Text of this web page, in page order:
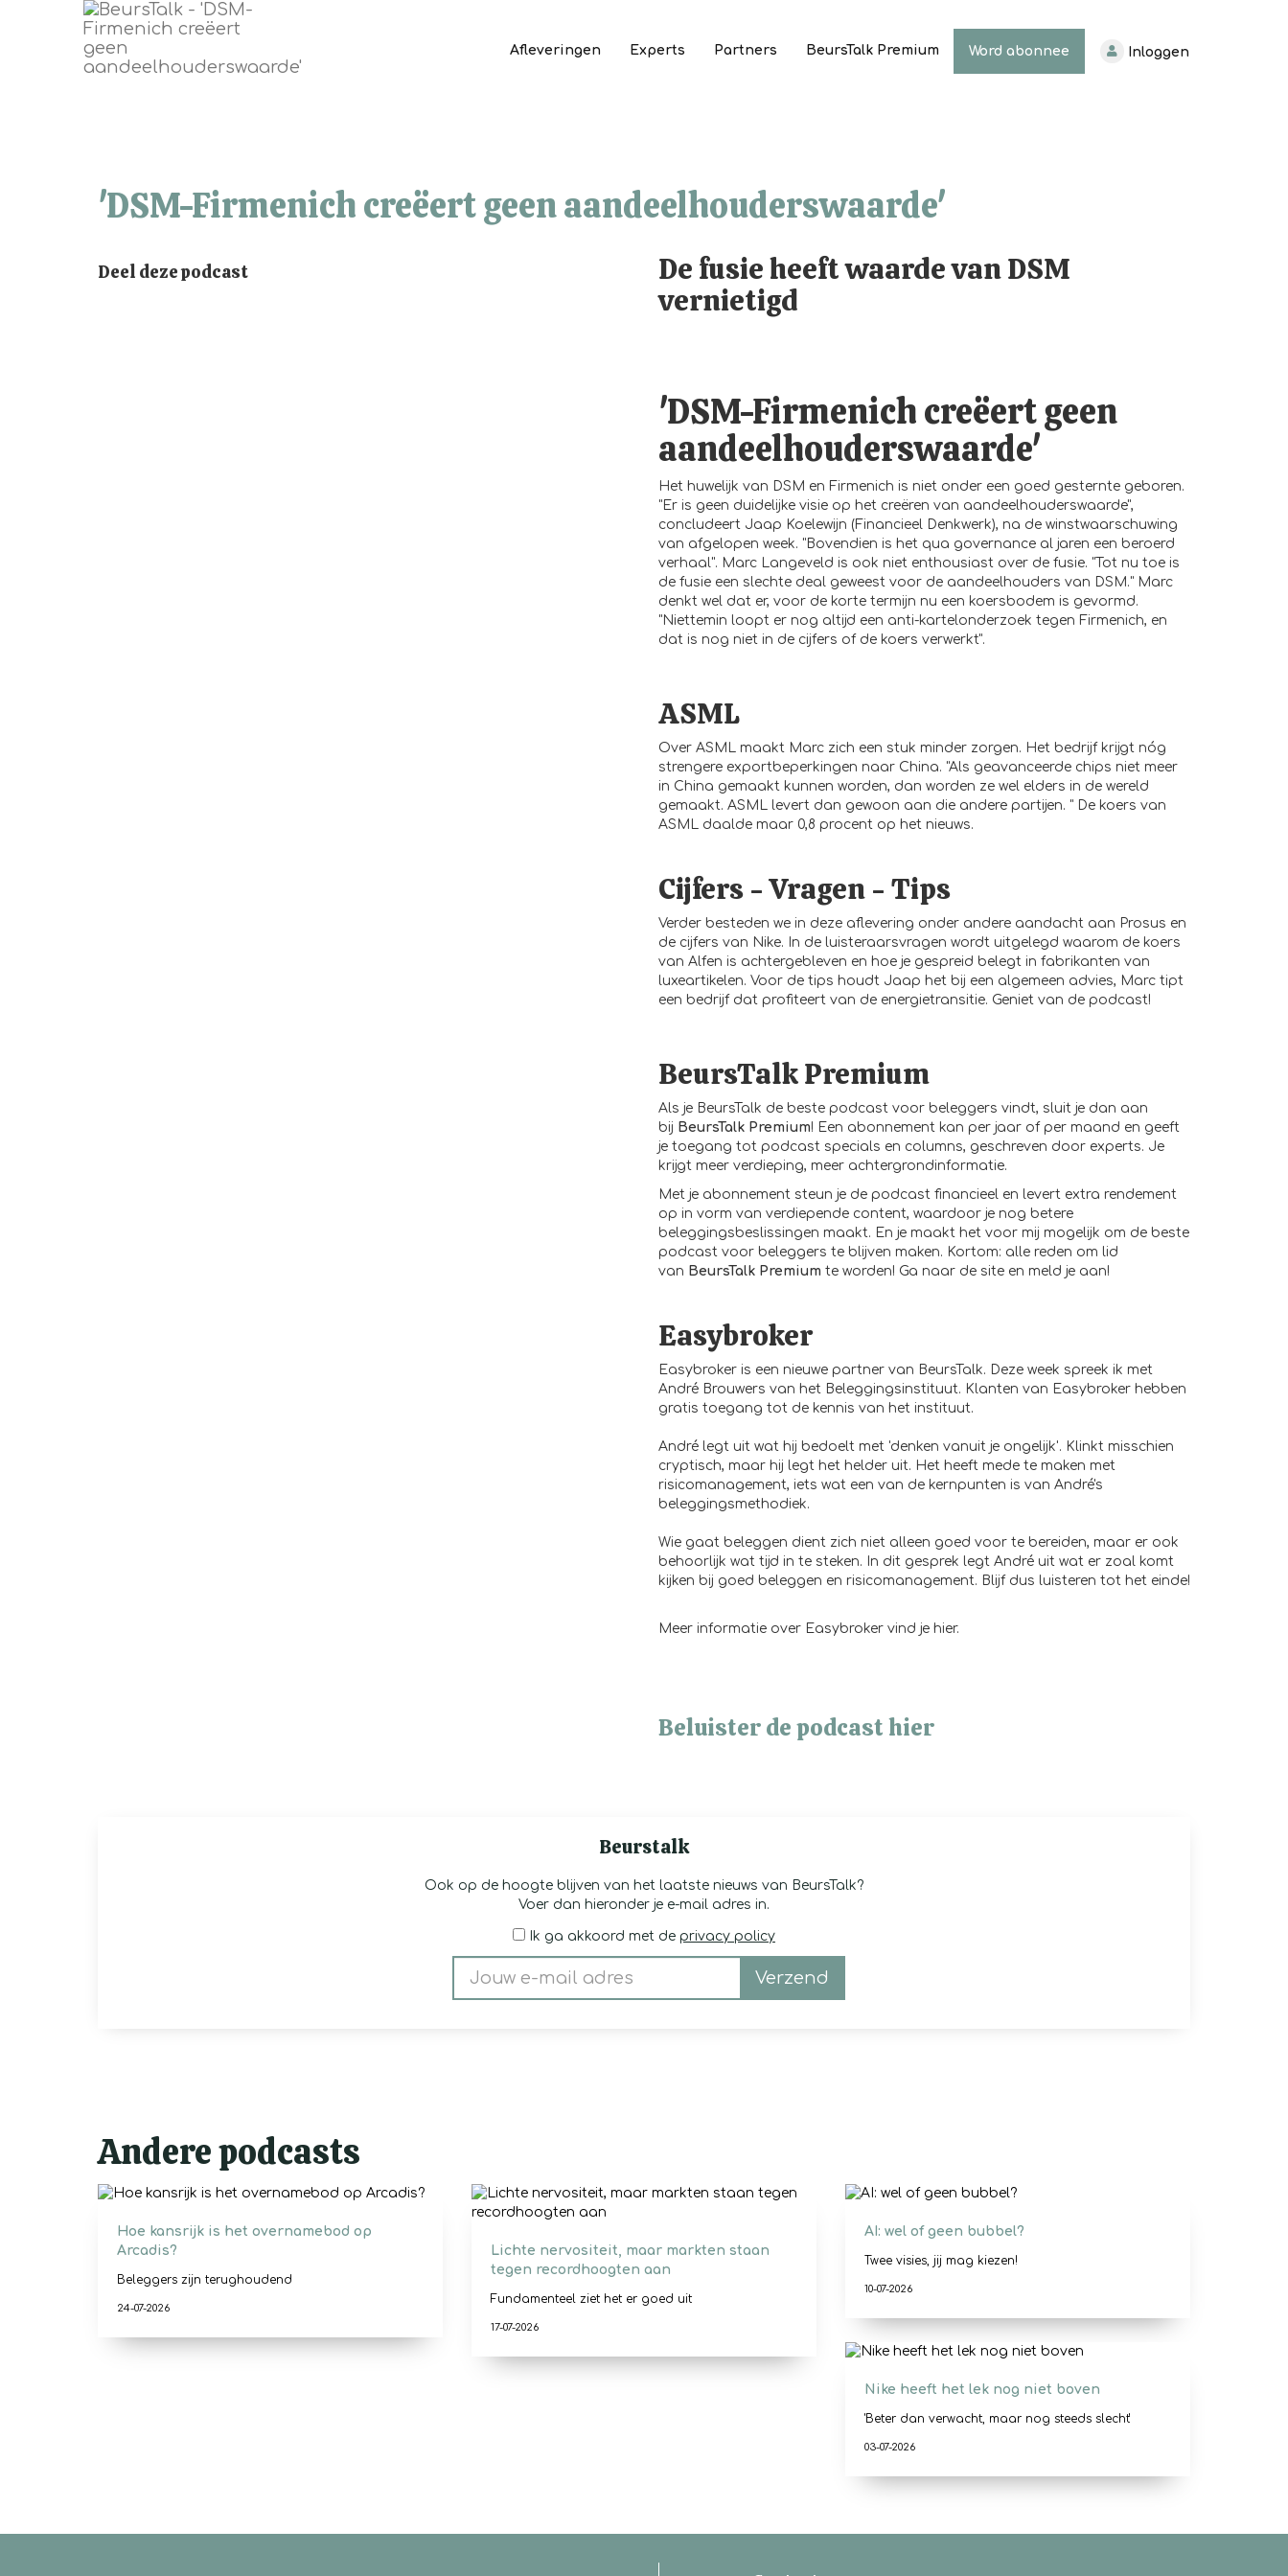
Afleveringen Experts Partners BeursTalk Premium Word abonnee Inloggen
'DSM-Firmenich creëert geen aandeelhouderswaarde'
Deel deze podcast
De fusie heeft waarde van DSM
vernietigd
'DSM-Firmenich creëert geen
aandeelhouderswaarde'
Het huwelijk van DSM en Firmenich is niet onder een goed gesternte geboren.
"Er is geen duidelijke visie op het creëren van aandeelhouderswaarde",
concludeert Jaap Koelewijn (Financieel Denkwerk), na de winstwaarschuwing
van afgelopen week. "Bovendien is het qua governance al jaren een beroerd
verhaal". Marc Langeveld is ook niet enthousiast over de fusie. "Tot nu toe is
de fusie een slechte deal geweest voor de aandeelhouders van DSM." Marc
denkt wel dat er, voor de korte termijn nu een koersbodem is gevormd.
"Niettemin loopt er nog altijd een anti-kartelonderzoek tegen Firmenich, en
dat is nog niet in de cijfers of de koers verwerkt".
ASML
Over ASML maakt Marc zich een stuk minder zorgen. Het bedrijf krijgt nóg
strengere exportbeperkingen naar China. "Als geavanceerde chips niet meer
in China gemaakt kunnen worden, dan worden ze wel elders in de wereld
gemaakt. ASML levert dan gewoon aan die andere partijen. " De koers van
ASML daalde maar 0,8 procent op het nieuws.
Cijfers - Vragen - Tips
Verder besteden we in deze aflevering onder andere aandacht aan Prosus en
de cijfers van Nike. In de luisteraarsvragen wordt uitgelegd waarom de koers
van Alfen is achtergebleven en hoe je gespreid belegt in fabrikanten van
luxeartikelen. Voor de tips houdt Jaap het bij een algemeen advies, Marc tipt
een bedrijf dat profiteert van de energietransitie. Geniet van de podcast!
BeursTalk Premium
Als je BeursTalk de beste podcast voor beleggers vindt, sluit je dan aan
bij BeursTalk Premium! Een abonnement kan per jaar of per maand en geeft
je toegang tot podcast specials en columns, geschreven door experts. Je
krijgt meer verdieping, meer achtergrondinformatie.
Met je abonnement steun je de podcast financieel en levert extra rendement
op in vorm van verdiepende content, waardoor je nog betere
beleggingsbeslissingen maakt. En je maakt het voor mij mogelijk om de beste
podcast voor beleggers te blijven maken. Kortom: alle reden om lid
van BeursTalk Premium te worden! Ga naar de site en meld je aan!
Easybroker
Easybroker is een nieuwe partner van BeursTalk. Deze week spreek ik met
André Brouwers van het Beleggingsinstituut. Klanten van Easybroker hebben
gratis toegang tot de kennis van het instituut.
André legt uit wat hij bedoelt met 'denken vanuit je ongelijk'. Klinkt misschien
cryptisch, maar hij legt het helder uit. Het heeft mede te maken met
risicomanagement, iets wat een van de kernpunten is van André's
beleggingsmethodiek.
Wie gaat beleggen dient zich niet alleen goed voor te bereiden, maar er ook
behoorlijk wat tijd in te steken. In dit gesprek legt André uit wat er zoal komt
kijken bij goed beleggen en risicomanagement. Blijf dus luisteren tot het einde!
Meer informatie over Easybroker vind je hier.
Beluister de podcast hier
Beurstalk
Ook op de hoogte blijven van het laatste nieuws van BeursTalk?
Voer dan hieronder je e-mail adres in.
Ik ga akkoord met de privacy policy
Verzend
Andere podcasts
Hoe kansrijk is het overnamebod op
Arcadis?
Beleggers zijn terughoudend
24-07-2026
Lichte nervositeit, maar markten staan
tegen recordhoogten aan
Fundamenteel ziet het er goed uit
17-07-2026
AI: wel of geen bubbel?
Twee visies, jij mag kiezen!
10-07-2026
Nike heeft het lek nog niet boven
'Beter dan verwacht, maar nog steeds slecht'
03-07-2026